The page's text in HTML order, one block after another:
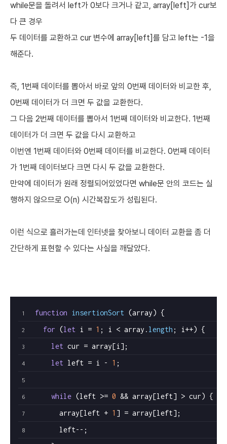
while문을 돌려서 left가 0보다 크거나 같고, array[left]가 cur보
다 큰 경우
두 데이터를 교환하고 cur 변수에 array[left]를 담고 left는 -1을
해준다.
즉, 1번째 데이터를 뽑아서 바로 앞의 0번째 데이터와 비교한 후,
0번째 데이터가 더 크면 두 값을 교환한다.
그 다음 2번째 데이터를 뽑아서 1번째 데이터와 비교한다. 1번째
데이터가 더 크면 두 값을 다시 교환하고
이번엔 1번째 데이터와 0번째 데이터를 비교한다. 0번째 데이터
가 1번째 데이터보다 크면 다시 두 값을 교환한다.
만약에 데이터가 원래 정렬되어있었다면 while문 안의 코드는 실
행하지 않으므로 O(n) 시간복잡도가 성립된다.
이런 식으로 흘러가는데 인터넷을 찾아보니 데이터 교환을 좀 더
간단하게 표현할 수 있다는 사실을 깨달았다.
function insertionSort (array) {
for (let i = 1 ; i < array. length ; i++) {
let cur = array[i];
let left = i - 1 ;
while (left >= 0 && array[left] > cur) {
      array[left +
1 ] = array[left];
      left--;